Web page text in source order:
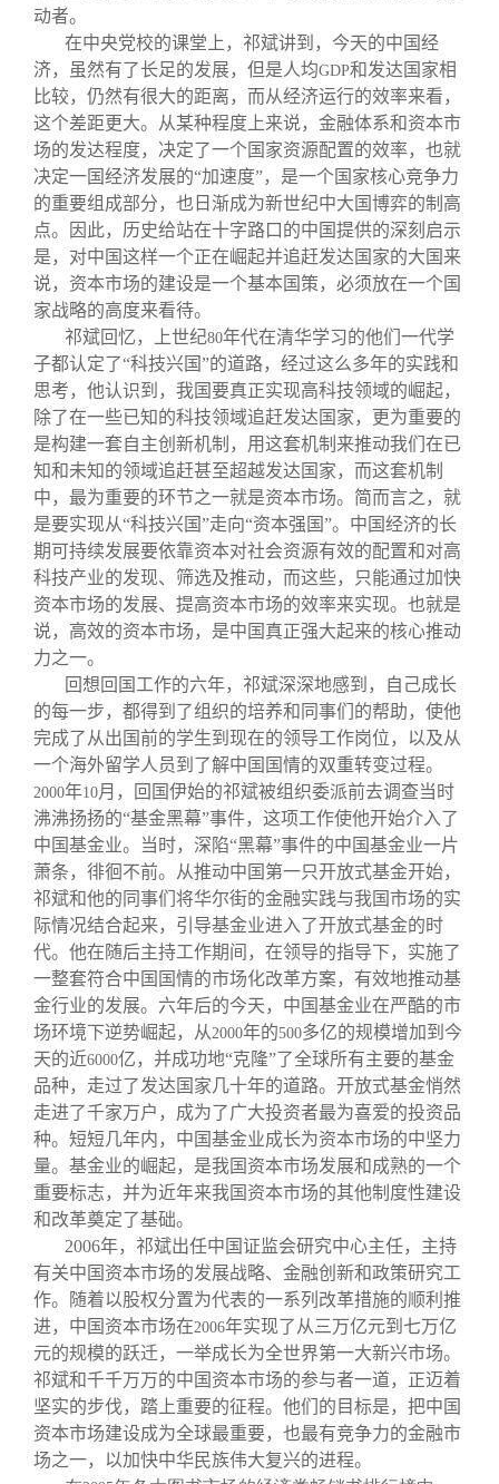
动者。
在中央党校的课堂上，祁斌讲到，今天的中国经
济，虽然有了长足的发展，但是人均GDP和发达国家相
比较，仍然有很大的距离，而从经济运行的效率来看，
这个差距更大。从某种程度上来说，金融体系和资本市
场的发达程度，决定了一个国家资源配置的效率，也就
决定一国经济发展的“加速度”，是一个国家核心竞争力
的重要组成部分，也日渐成为新世纪中大国博弈的制高
点。因此，历史给站在十字路口的中国提供的深刻启示
是，对中国这样一个正在崛起并追赶发达国家的大国来
说，资本市场的建设是一个基本国策，必须放在一个国
家战略的高度来看待。
祁斌回忆，上世纪80年代在清华学习的他们一代学
子都认定了“科技兴国”的道路，经过这么多年的实践和
思考，他认识到，我国要真正实现高科技领域的崛起，
除了在一些已知的科技领域追赶发达国家，更为重要的
是构建一套自主创新机制，用这套机制来推动我们在已
知和未知的领域追赶甚至超越发达国家，而这套机制
中，最为重要的环节之一就是资本市场。简而言之，就
是要实现从“科技兴国”走向“资本强国”。中国经济的长
期可持续发展要依靠资本对社会资源有效的配置和对高
科技产业的发现、筛选及推动，而这些，只能通过加快
资本市场的发展、提高资本市场的效率来实现。也就是
说，高效的资本市场，是中国真正强大起来的核心推动
力之一。
回想回国工作的六年，祁斌深深地感到，自己成长
的每一步，都得到了组织的培养和同事们的帮助，使他
完成了从出国前的学生到现在的领导工作岗位，以及从
一个海外留学人员到了解中国国情的双重转变过程。
2000年10月，回国伊始的祁斌被组织委派前去调查当时
沸沸扬扬的“基金黑幕”事件，这项工作使他开始介入了
中国基金业。当时，深陷“黑幕”事件的中国基金业一片
萧条，徘徊不前。从推动中国第一只开放式基金开始，
祁斌和他的同事们将华尔街的金融实践与我国市场的实
际情况结合起来，引导基金业进入了开放式基金的时
代。他在随后主持工作期间，在领导的指导下，实施了
一整套符合中国国情的市场化改革方案，有效地推动基
金行业的发展。六年后的今天，中国基金业在严酷的市
场环境下逆势崛起，从2000年的500多亿的规模增加到今
天的近6000亿，并成功地“克隆”了全球所有主要的基金
品种，走过了发达国家几十年的道路。开放式基金悄然
走进了千家万户，成为了广大投资者最为喜爱的投资品
种。短短几年内，中国基金业成长为资本市场的中坚力
量。基金业的崛起，是我国资本市场发展和成熟的一个
重要标志，并为近年来我国资本市场的其他制度性建设
和改革奠定了基础。
2006年，祁斌出任中国证监会研究中心主任，主持
有关中国资本市场的发展战略、金融创新和政策研究工
作。随着以股权分置为代表的一系列改革措施的顺利推
进，中国资本市场在2006年实现了从三万亿元到七万亿
元的规模的跃迁，一举成长为全世界第一大新兴市场。
祁斌和千千万万的中国资本市场的参与者一道，正迈着
坚实的步伐，踏上重要的征程。他们的目标是，把中国
资本市场建设成为全球最重要，也最有竞争力的金融市
场之一，以加快中华民族伟大复兴的进程。